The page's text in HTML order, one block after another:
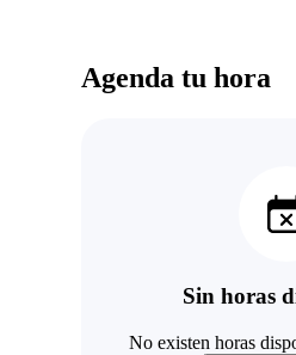
Agenda tu hora
Sin horas
No existen horas